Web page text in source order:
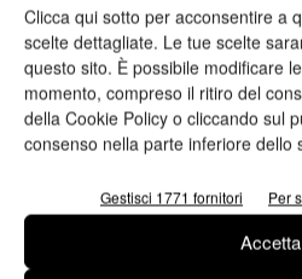
Clicca qui sotto per acconsentire a
scelte dettagliate. Le tue scelte
questo sito. È possibile modificare
momento, compreso il ritiro del
della Cookie Policy o cliccando sul
consenso nella parte inferiore dello
Gestisci 1771 fornitori Per
Accetta
Eventi&bilanci
La Stampa in Italia. Il
Il rapporto mostra che l’editoria